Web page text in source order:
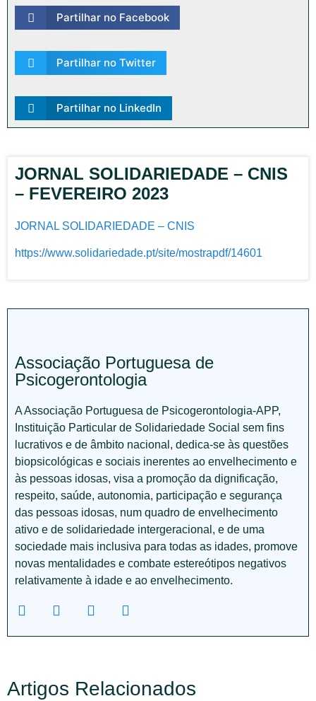
Partilhar no Facebook
Partilhar no Twitter
Partilhar no LinkedIn
JORNAL SOLIDARIEDADE – CNIS
– FEVEREIRO 2023
JORNAL SOLIDARIEDADE – CNIS
https://www.solidariedade.pt/site/mostrapdf/14601
Associação Portuguesa de
Psicogerontologia
A Associação Portuguesa de Psicogerontologia-APP,
Instituição Particular de Solidariedade Social sem fins
lucrativos e de âmbito nacional, dedica-se às questões
biopsicológicas e sociais inerentes ao envelhecimento e
às pessoas idosas, visa a promoção da dignificação,
respeito, saúde, autonomia, participação e segurança
das pessoas idosas, num quadro de envelhecimento
ativo e de solidariedade intergeracional, e de uma
sociedade mais inclusiva para todas as idades, promove
novas mentalidades e combate estereótipos negativos
relativamente à idade e ao envelhecimento.
Artigos Relacionados